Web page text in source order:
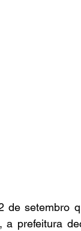
de setembro
prefeitura